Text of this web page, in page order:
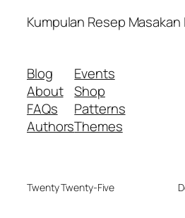
Kumpulan Resep
Blog
About
FAQs
Authors
Events
Shop
Patterns
Themes
Twenty Twenty-Five